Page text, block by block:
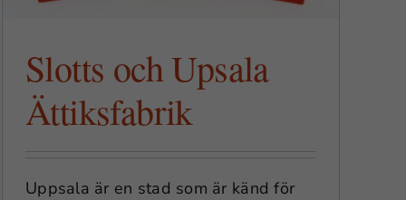
Slotts och Upsala
Ättiksfabrik
Uppsala är en stad som är känd för